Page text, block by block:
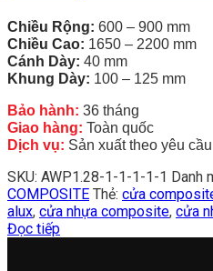
Chiều Rộng: 600 – 900 mm
Chiều Cao: 1650 – 2200 mm
Cánh Dày: 40 mm
Khung Dày: 100 – 125 mm
Bảo hành: 36 tháng
Giao hàng: Toàn quốc
Dịch vụ: Sản xuất theo yêu cầu
SKU: AWP1.28-1-1-1-1-1 Danh
COMPOSITE Thẻ: cửa
alux, cửa nhựa composite, cửa
Đọc tiếp